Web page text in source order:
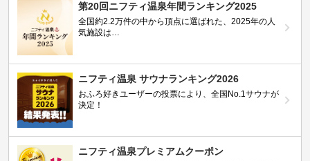
第20回ニフティ温泉年間ランキング2025
全国約2.2万件の中から頂点に選ばれた、2025年の人
気施設は…
ニフティ温泉 サウナランキング2026
おふろ好きユーザーの投票により、全国No.1サウナが
決定！
ニフティ温泉プレミアムクーポン